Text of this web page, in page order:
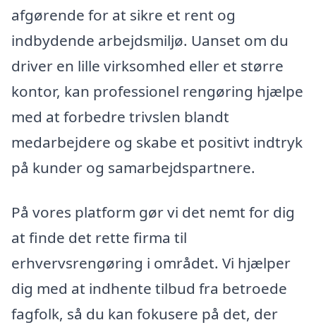
afgørende for at sikre et rent og
indbydende arbejdsmiljø. Uanset om du
driver en lille virksomhed eller et større
kontor, kan professionel rengøring hjælpe
med at forbedre trivslen blandt
medarbejdere og skabe et positivt indtryk
på kunder og samarbejdspartnere.
På vores platform gør vi det nemt for dig
at finde det rette firma til
erhvervsrengøring i området. Vi hjælper
dig med at indhente tilbud fra betroede
fagfolk, så du kan fokusere på det, der